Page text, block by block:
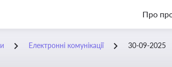
Про
Електронні комунікації 30-09-2025